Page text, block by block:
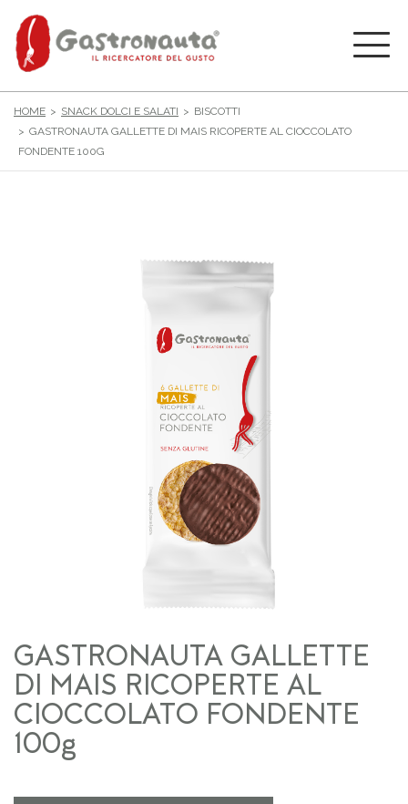
HOME SNACK DOLCI E SALATI
BISCOTTI
GASTRONAUTA GALLETTE DI MAIS RICOPERTE AL CIOCCOLATO
FONDENTE 100G
GASTRONAUTA GALLETTE
DI MAIS RICOPERTE AL
CIOCCOLATO FONDENTE
100g